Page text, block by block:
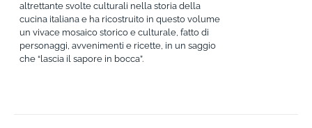
altrettante svolte culturali nella storia della
cucina italiana e ha ricostruito in questo volume
un vivace mosaico storico e culturale, fatto di
personaggi, avvenimenti e ricette, in un saggio
che “lascia il sapore in bocca”.